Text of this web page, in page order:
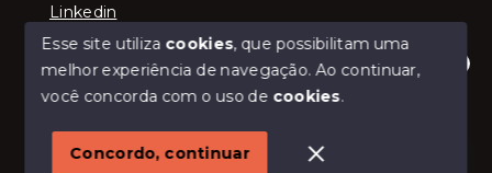
Olá! Estamos disponíveis para te ajudar.
Linkedin
© Copyright 2026 - Akínita Imobiliária e Incorporações
SITE PARA IMOBILIARIA
Esse site utiliza cookies, que possibilitam uma
melhor experiência de navegação.Ao continuar,
você concorda com o uso de cookies.
Concordo, continuar